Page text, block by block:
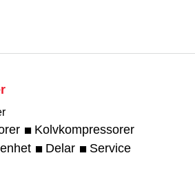
Kolvkompressorer
Delar Service